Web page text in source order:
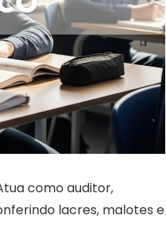
como auditor,
lacres, malotes e